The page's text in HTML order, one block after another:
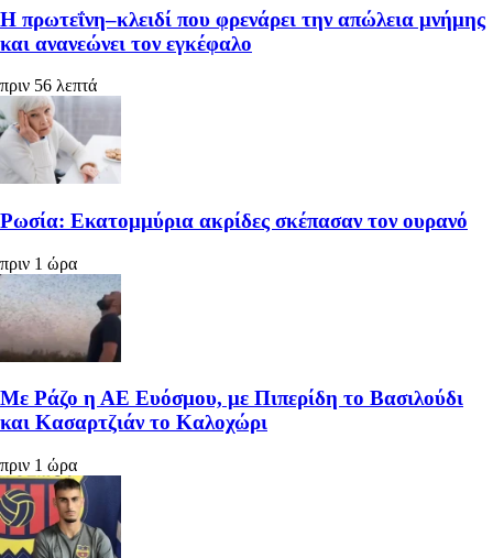
Η πρωτεΐνη–κλειδί που φρενάρει την απώλεια μνήμης
και ανανεώνει τον εγκέφαλο
πριν 56 λεπτά
Ρωσία: Εκατομμύρια ακρίδες σκέπασαν τον ουρανό
πριν 1 ώρα
Με Ράζο η ΑΕ Ευόσμου, με Πιπερίδη το Βασιλούδι
και Κασαρτζιάν το Καλοχώρι
πριν 1 ώρα